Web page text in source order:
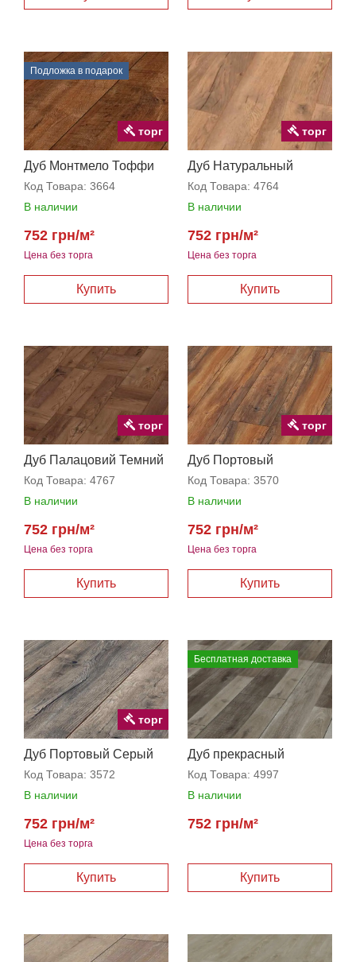
Подложка в подарок
Дуб Монтмело Тоффи
Код Товара: 3664
В наличии
Цена без торга
752 грн/м²
торг
Дуб Натуральный
Петерсон
Код Товара: 4764
В наличии
Цена без торга
752 грн/м²
торг
Дуб Палацовий Темний
Код Товара: 4767
В наличии
Цена без торга
752 грн/м²
торг
Дуб Портовый
Код Товара: 3570
В наличии
Цена без торга
752 грн/м²
торг
Дуб Портовый Серый
Код Товара: 3572
В наличии
Цена без торга
752 грн/м²
торг
Бесплатная доставка
Дуб прекрасный
Код Товара: 4997
В наличии
752 грн/м²